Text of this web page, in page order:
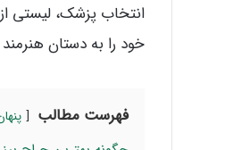
انتخاب پزشک، لیستی
خود را به دستان هنرمند
فهرست مطالب